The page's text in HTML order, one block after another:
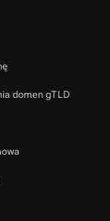
domen gTLD